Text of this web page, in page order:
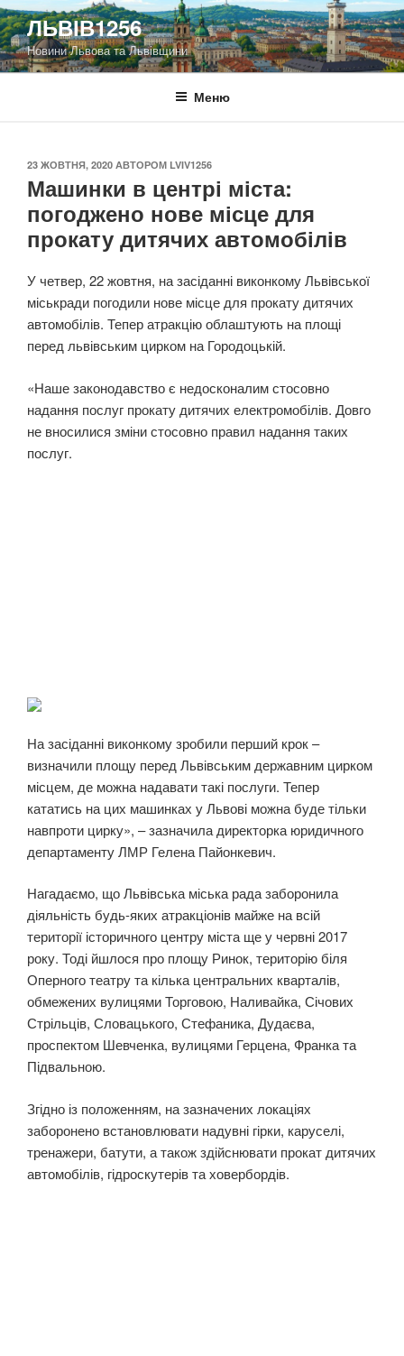
Перейти
до
вмісту
ЛЬВІВ1256
Новини Львова та Львівщини
Меню
ОПУБЛІКОВАНО
23 ЖОВТНЯ, 2020 АВТОРОМ LVIV1256
Машинки в центрі міста:
погоджено нове місце для
прокату дитячих автомобілів
У четвер, 22 жовтня, на засіданні виконкому Львівської
міськради погодили нове місце для прокату дитячих
автомобілів. Тепер атракцію облаштують на площі
перед львівським цирком на Городоцькій.
«Наше законодавство є недосконалим стосовно
надання послуг прокату дитячих електромобілів. Довго
не вносилися зміни стосовно правил надання таких
послуг.
На засіданні виконкому зробили перший крок –
визначили площу перед Львівським державним цирком
місцем, де можна надавати такі послуги. Тепер
кататись на цих машинках у Львові можна буде тільки
навпроти цирку», – зазначила директорка юридичного
департаменту ЛМР Гелена Пайонкевич.
Нагадаємо, що Львівська міська рада заборонила
діяльність будь-яких атракціонів майже на всій
території історичного центру міста ще у червні 2017
року. Тоді йшлося про площу Ринок, територію біля
Оперного театру та кілька центральних кварталів,
обмежених вулицями Торговою, Наливайка, Січових
Стрільців, Словацького, Стефаника, Дудаєва,
проспектом Шевченка, вулицями Герцена, Франка та
Підвальною.
Згідно із положенням, на зазначених локаціях
заборонено встановлювати надувні гірки, каруселі,
тренажери, батути, а також здійснювати прокат дитячих
автомобілів, гідроскутерів та ховербордів.